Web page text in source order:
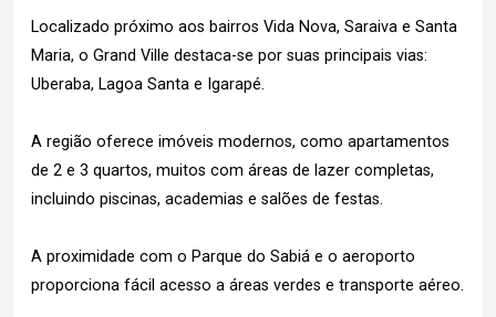
Localizado próximo aos bairros Vida Nova, Saraiva e Santa
Maria, o Grand Ville destaca-se por suas principais vias:
Uberaba, Lagoa Santa e Igarapé.
A região oferece imóveis modernos, como apartamentos
de 2 e 3 quartos, muitos com áreas de lazer completas,
incluindo piscinas, academias e salões de festas.
A proximidade com o Parque do Sabiá e o aeroporto
proporciona fácil acesso a áreas verdes e transporte aéreo.